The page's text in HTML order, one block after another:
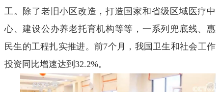
工。除了老旧小区改造，打造国家和省级区域医疗中
心、建设公办养老托育机构等等，一系列兜底线、惠
民生的工程扎实推进。前7个月，我国卫生和社会工作
投资同比增速达到32.2%。